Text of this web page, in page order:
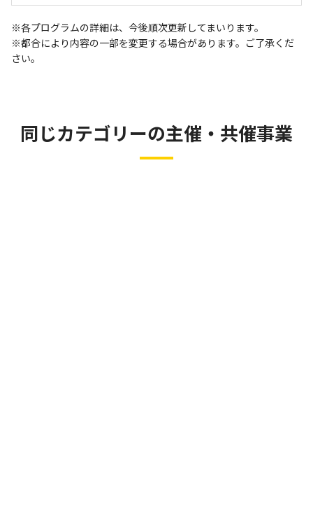
※各プログラムの詳細は、今後順次更新してまいります。
※都合により内容の一部を変更する場合があります。ご了承くだ
さい。
同じカテゴリーの主催・共催事業